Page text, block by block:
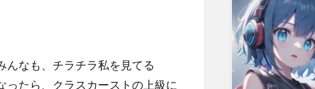
なも、チラチラ私を見てる
たら、クラスカーストの上級に